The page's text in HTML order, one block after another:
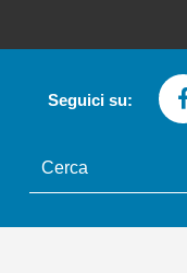
Seguici su:
testo
da
cercare